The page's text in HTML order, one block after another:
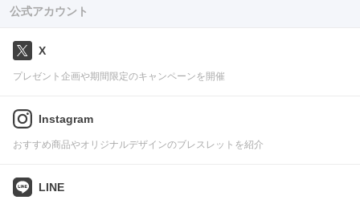
公式アカウント
X
プレゼント企画や期間限定のキャンペーンを開催
Instagram
おすすめ商品やオリジナルデザインのブレスレットを紹介
LINE